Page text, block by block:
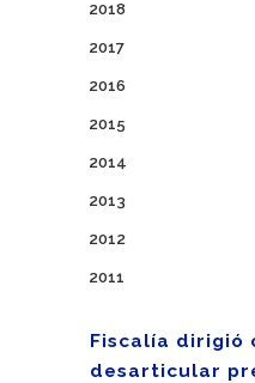
2018
2017
2016
2015
2014
2013
2012
2011
Fiscalía dirigió
desarticular